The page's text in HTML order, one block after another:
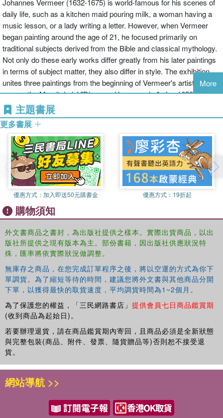
Johannes Vermeer (1632-1675) is world-famous for his scenes of
daily life, such as a kitchen maid pouring milk, a woman having a
music lesson, or a lady writing a letter. However, when Vermeer
began painting around the age of 21, he focused primarily on
traditional subjects derived from the Bible and classical mythology.
Not only do these early works differ greatly from his later paintings
in terms of subject matter, they also differ in style. The exhibition
unites three paintings from the beginning of Vermeer's artistic
career: the Mauritshuis' "Diana and her nymphs" of c. 1653-1654,
is joined by "Christ in the house of Martha and Mary" (c. 1655) from
the National Gallery of Scotland in Edinburgh, and "The Procuress"
(1656) from the Staatliche Kunstsammlungen in Dresden. These
three paintings afford an image of the artist seeking his own style.
All three paintings have recently been restored. Within this context,
the differences between Johannes Vermeer's early and late work
also emerge clearly. "The Young Vermeer" is organised in
collaboration with the Gemaldegalerie Alte Meister in Dresden and
the National Gallery of Scotland in Edinburgh.
More
主題書展
更多書展
優惠方式： 加入即送50元購書金 優惠方式： 19折起
購物須知
外文書商品之書封，為出版社提供之樣本。實際出貨商品，以出
版社所提供之現有版本為主。部份書籍，因出版社供應狀況特
殊，匯率將依實際狀況做調整。
無庫存之商品，在您完成訂單程序之後，將以空運的方式為你下
單調貨。為了縮短等待的時間，建議您將外文書與其他商品分開
下單，以獲得最快的取貨速度，平均調貨時間為1~2個月。
為了保護您的權益，「三民網路書店」 提供會員七日商品鑑賞期
(收到商品為起始日)。
若要辦理退貨，請在商品鑑賞期內寄回，且商品必須是全新狀態
與完整包裝(商品、附件、發票、隨貨贈品等)否則恕不接受退
貨。
網站導航 >>